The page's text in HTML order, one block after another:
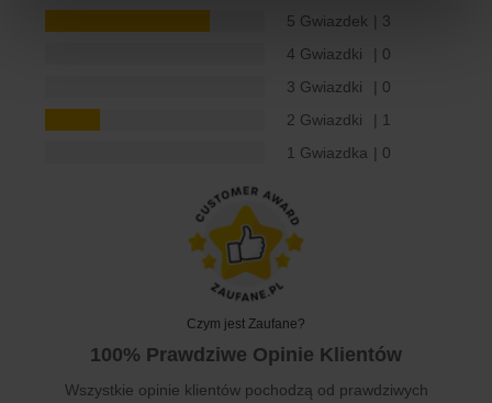
5 Gwiazdek
| 3
4 Gwiazdki
| 0
3 Gwiazdki
| 0
2 Gwiazdki
| 1
1 Gwiazdka | 0
Czym jest Zaufane?
100% Prawdziwe Opinie Klientów
Wszystkie opinie klientów pochodzą od prawdziwych